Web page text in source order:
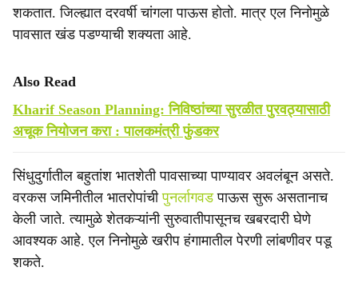
शकतात. जिल्ह्यात दरवर्षी चांगला पाऊस होतो. मात्र एल निनोमुळे
पावसात खंड पडण्याची शक्यता आहे.
Also Read
Kharif Season Planning: निविष्ठांच्या सुरळीत पुरवठ्यासाठी
अचूक नियोजन करा : पालकमंत्री फुंडकर
सिंधुदुर्गातील बहुतांश भातशेती पावसाच्या पाण्यावर अवलंबून असते.
वरकस जमिनीतील भातरोपांचीपुनर्लागवडपाऊस सुरू असतानाच
केली जाते. त्यामुळे शेतकऱ्यांनी सुरुवातीपासूनच खबरदारी घेणे
आवश्यक आहे. एल निनोमुळे खरीप हंगामातील पेरणी लांबणीवर पडू
शकते.